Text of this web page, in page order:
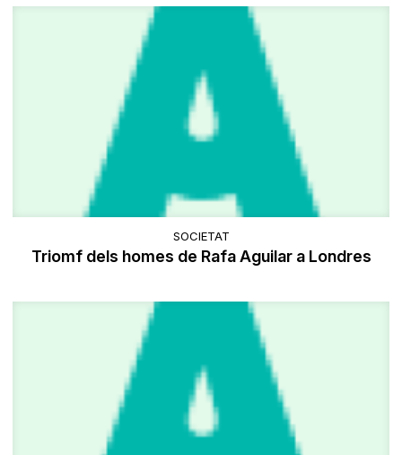
SOCIETAT
Triomf dels homes de Rafa Aguilar a Londres